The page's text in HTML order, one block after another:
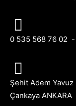
0 535 568 76 02
Şehit Adem Yavuz
Çankaya ANKARA